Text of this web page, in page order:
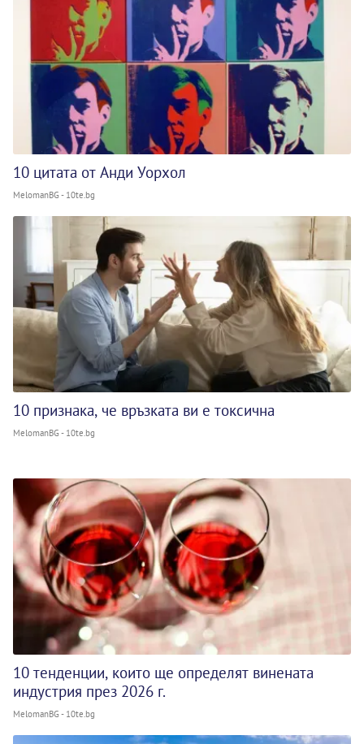
10 цитата от Анди Уорхол
MelomanBG - 10te.bg
10 признака, че връзката ви е токсична
MelomanBG - 10te.bg
10 тенденции, които ще определят винената
индустрия през 2026 г.
MelomanBG - 10te.bg